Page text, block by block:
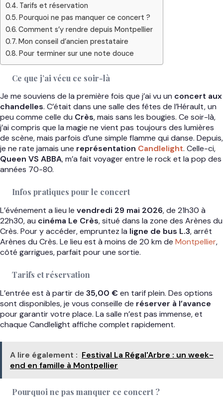
Tarifs et réservation
Pourquoi ne pas manquer ce concert ?
Comment s’y rendre depuis Montpellier
Mon conseil d’ancien prestataire
Pour terminer sur une note douce
Ce que j’ai vécu ce soir-là
Je me souviens de la première fois que j’ai vu un concert aux
chandelles. C’était dans une salle des fêtes de l’Hérault, un
peu comme celle du Crès, mais sans les bougies. Ce soir-là,
j’ai compris que la magie ne vient pas toujours des lumières
de scène, mais parfois d’une simple flamme qui danse. Depuis,
je ne rate jamais une représentation Candlelight. Celle-ci,
Queen VS ABBA, m’a fait voyager entre le rock et la pop des
années 70-80.
Infos pratiques pour le concert
L’événement a lieu le vendredi 29 mai 2026, de 21h30 à
22h30, au cinéma Le Crès, situé dans la zone des Arènes du
Crès. Pour y accéder, empruntez la ligne de bus L.3, arrêt
Arènes du Crès. Le lieu est à moins de 20 km de Montpellier,
côté garrigues, parfait pour une sortie.
Tarifs et réservation
L’entrée est à partir de 35,00 € en tarif plein. Des options
sont disponibles, je vous conseille de réserver à l’avance
pour garantir votre place. La salle n’est pas immense, et
chaque Candlelight affiche complet rapidement.
A lire également : Festival La Régal'Arbre : un week-
end en famille à Montpellier
Pourquoi ne pas manquer ce concert ?